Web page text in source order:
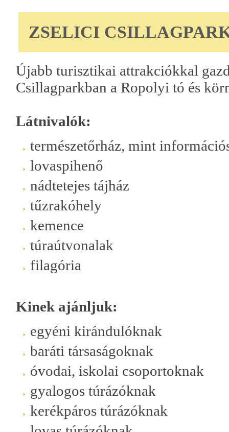
ZSELICI
Újabb turisztikai attrakciókkal
Csillagparkban a Ropolyi tó és
Látnivalók:
természetőrház, mint
lovaspihenő
nádtetejes tájház
tűzrakóhely
kemence
túraútvonalak
filagória
Kinek ajánljuk:
egyéni kirándulóknak
baráti társaságoknak
óvodai, iskolai csoportoknak
gyalogos túrázóknak
kerékpáros túrázóknak